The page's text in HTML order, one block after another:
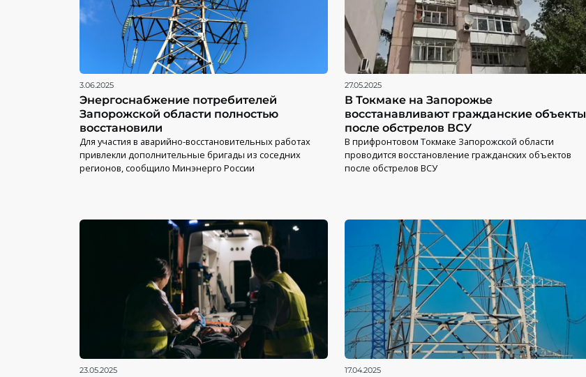
3.06.2025
Энергоснабжение потребителей
Запорожской области полностью
восстановили
Для участия в аварийно-восстановительных работах
привлекли дополнительные бригады из соседних
регионов, сообщило Минэнерго России
27.05.2025
В Токмаке на Запорожье
восстанавливают гражданские объекты
после обстрелов ВСУ
В прифронтовом Токмаке Запорожской области
проводится восстановление гражданских объектов
после обстрелов ВСУ
23.05.2025 17.04.2025